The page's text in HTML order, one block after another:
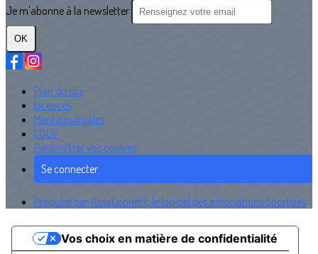
Je m'abonne à la newsletter
OK
Plan du site
Licences
Mentions légales
CGUV
Paramétrer vos cookies
Se connecter
Propulsé par AssoConnect, le logiciel des associations Sportives
Vos choix en matière de confidentialité